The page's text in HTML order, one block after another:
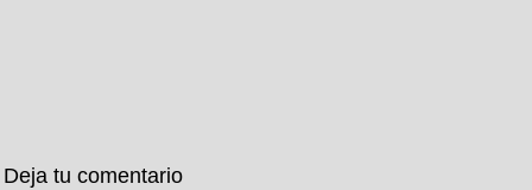
Deja tu comentario